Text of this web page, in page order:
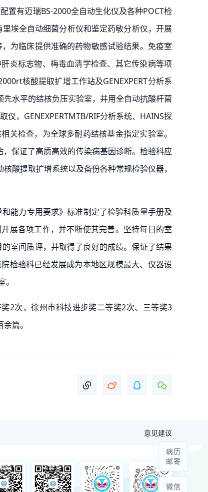
置有迈瑞BS-2000全自动生化仪及各种POCT检
埃全自动细菌分析仪和鉴定药敏分析仪，开展
为临床提供准确的药物敏感试验结果。免疫室
炎标志物、梅毒血清学检查、其它传染病等项
核酸提取扩增工作站及GENEXPERT分析系
水平的结核负压实验室，并用全自动抗酸杆菌
，GENEXPERTMTB/RIF分析系统、HAINS探
关检查，为全球多耐药结核基金指定实验室。
保证了高质高效的传染病基因诊断。检验科应
酸提取扩增系统以及备份各种常规检验仪器，
能力专用要求》标准制定了检验科质量手册及
展各项工作，并不断使其完善。坚持每日的室
室间质评，并取得了良好的成绩。保证了结果
检验科已经发展成为本地区规模最大、仪器设
2次，徐州市科技进步奖二等奖2次、三等奖3
篇。
意见建议
病历
邮寄
微信